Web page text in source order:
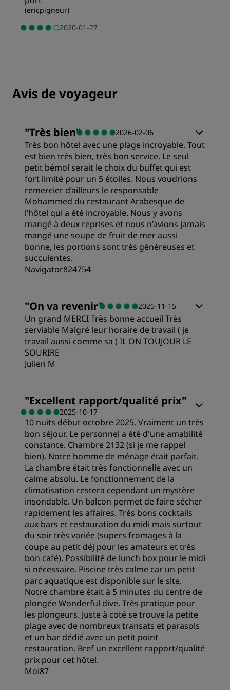
(ericpigneur)
2020-01-27
Avis de voyageur
"Très bien" 2026-02-06
Très bon hôtel avec une plage incroyable. Tout
est bien très bien, très bon service. Le seul
petit bémol serait le choix du buffet qui est
fort limité pour un 5 étoiles. Nous voudrions
remercier d’ailleurs le responsable
Mohammed du restaurant Arabesque de
l’hôtel qui a été incroyable. Nous y avons
mangé à deux reprises et nous n’avions jamais
mangé une soupe de fruit de mer aussi
bonne, les portions sont très généreuses et
succulentes.
Navigator824754
Qualité/prix
Literie
Propreté
Service
"On va revenir" 2025-11-15
Un grand MERCI Très bonne accueil Très
serviable Malgré leur horaire de travail ( je
travail aussi comme sa ) IL ON TOUJOUR LE
SOURIRE
Julien M
Qualité/prix
Literie
Emplacement
Propreté
Service
"Excellent rapport/qualité prix"
2025-10-17
10 nuits début octobre 2025. Vraiment un très
bon séjour. Le personnel a été d'une amabilité
constante. Chambre 2132 (si je me rappel
bien). Notre homme de ménage était parfait.
La chambre était très fonctionnelle avec un
calme absolu. Le fonctionnement de la
climatisation restera cependant un mystère
insondable. Un balcon permet de faire sécher
rapidement les affaires. Très bons cocktails
aux bars et restauration du midi mais surtout
du soir très variée (supers fromages à la
coupe au petit déj pour les amateurs et très
bon café). Possibilité de lunch box pour le midi
si nécessaire. Piscine très calme car un petit
parc aquatique est disponible sur le site.
Notre chambre était à 5 minutes du centre de
plongée Wonderful dive. Très pratique pour
les plongeurs. Juste à coté se trouve la petite
plage avec de nombreux transats et parasols
et un bar dédié avec un petit point
restauration. Bref un excellent rapport/qualité
prix pour cet hôtel.
Moi87